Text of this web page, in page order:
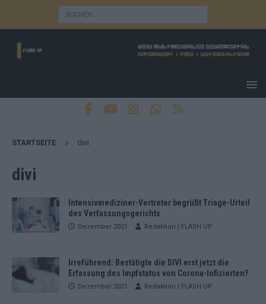
STARTSEITE divi
divi
Intensivmediziner-Vertreter begrüßt Triage-Urteil
des Verfassungsgerichts
Dezember 2021 Redaktion | FLASH UP
Irreführend: Bestätigte die DIVI erst jetzt die
Erfassung des Impfstatus von Corona-Infizierten?
Dezember 2021 Redaktion | FLASH UP